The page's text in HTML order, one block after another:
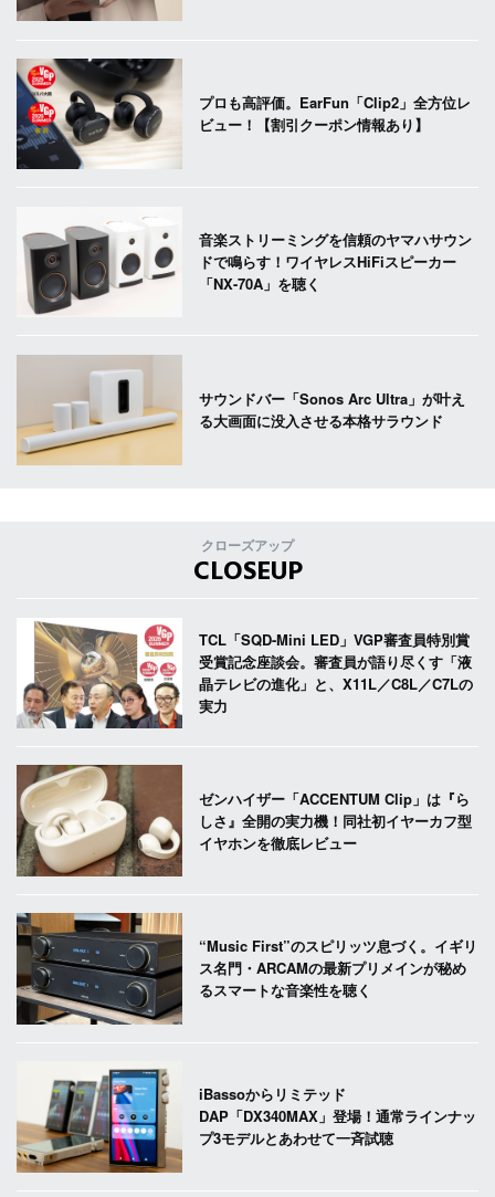
プロも高評価。EarFun「Clip2」全方位レ
ビュー！【割引クーポン情報あり】
音楽ストリーミングを信頼のヤマハサウン
ドで鳴らす！ワイヤレスHiFiスピーカー
「NX-70A」を聴く
サウンドバー「Sonos Arc Ultra」が叶え
る大画面に没入させる本格サラウンド
クローズアップ
CLOSEUP
TCL「SQD-Mini LED」VGP審査員特別賞
受賞記念座談会。審査員が語り尽くす「液
晶テレビの進化」と、X11L／C8L／C7Lの
実力
ゼンハイザー「ACCENTUM Clip」は『ら
しさ』全開の実力機！同社初イヤーカフ型
イヤホンを徹底レビュー
“Music First”のスピリッツ息づく。イギリ
ス名門・ARCAMの最新プリメインが秘め
るスマートな音楽性を聴く
iBassoからリミテッド
DAP「DX340MAX」登場！通常ラインナッ
プ3モデルとあわせて一斉試聴